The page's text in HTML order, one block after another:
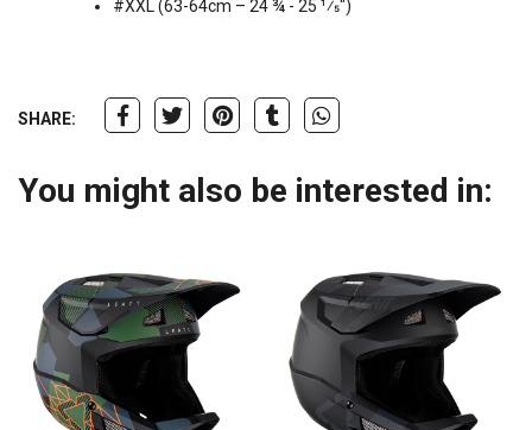
#XXL (63-64cm – 24 ¾ - 25 1⁄5")
SHARE:
You might also be interested in: